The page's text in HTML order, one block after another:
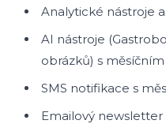
Analytické nástroje
AI nástroje
obrázků) s
SMS notifikace s
Emailový